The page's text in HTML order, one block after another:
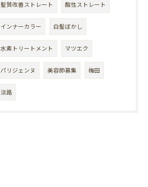
髪質改善ストレート 酸性ストレート
インナーカラー 白髪ぼかし
水素トリートメント マツエク
パリジェンヌ 美容師募集 梅田
淡路